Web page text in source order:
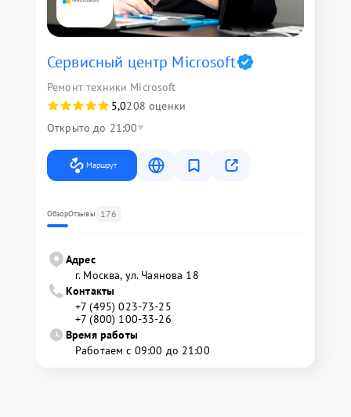
Сервисный центр Microsoft
Ремонт техники Microsoft
5,0208 оценки
Открыто до 21:00
Маршрут
ОбзорОтзывы 176
Адрес
г. Москва, ул. Чаянова 18
Контакты
+7 (495) 023-73-25
+7 (800) 100-33-26
Время работы
Работаем с 09:00 до 21:00